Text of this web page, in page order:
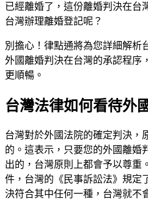
已經離婚了，這份離婚判決在台
台灣辦理離婚登記呢？
別擔心！律點通將為您詳細解析
外國離婚判決在台灣的承認程序
更順暢。
台灣法律如何看待外
台灣對於外國法院的確定判決，
的。這表示，只要您的外國離婚
出的，台灣原則上都會予以尊重
件，台灣的《民事訴訟法》規定
決符合其中任何一種，台灣就不